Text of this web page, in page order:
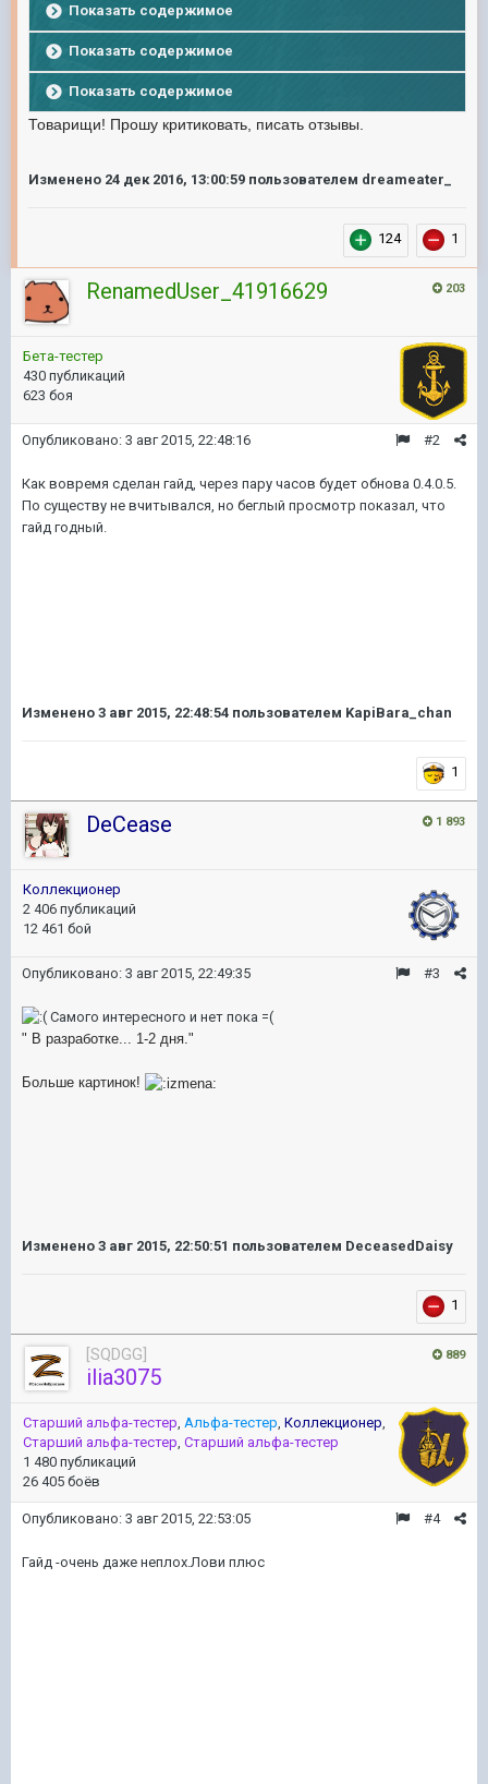
Показать содержимое
Показать содержимое
Показать содержимое
Товарищи! Прошу критиковать, писать отзывы.
Изменено 24 дек 2016, 13:00:59 пользователем dreameater_
124 1
203
RenamedUser_41916629
Бета-тестер
430 публикаций
623 боя
#2
Опубликовано: 3 авг 2015, 22:48:16
Как вовремя сделан гайд, через пару часов будет обнова 0.4.0.5.
По существу не вчитывался, но беглый просмотр показал, что
гайд годный.
Изменено 3 авг 2015, 22:48:54 пользователем KapiBara_chan
1
1 893
DeCease
Коллекционер
2 406 публикаций
12 461 бой
#3
Опубликовано: 3 авг 2015, 22:49:35
Самого интересного и нет пока =(
" В разработке... 1-2 дня."
Больше картинок!
Изменено 3 авг 2015, 22:50:51 пользователем DeceasedDaisy
1
889
[SQDGG]
ilia3075
Старший альфа-тестер Альфа-тестер Коллекционер
Старший альфа-тестер Старший альфа-тестер
1 480 публикаций
26 405 боёв
#4
Опубликовано: 3 авг 2015, 22:53:05
Гайд -очень даже неплох.Лови плюс